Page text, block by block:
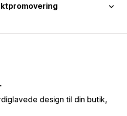
design til din butik,